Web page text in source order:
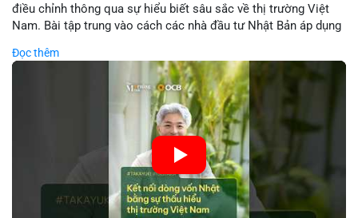
điều chỉnh thông qua sự hiểu biết sâu sắc về thị trường Việt
Nam. Bài tập trung vào cách các nhà đầu tư Nhật Bản áp dụng
đầu tư trực tiếp vào doanh nghiệp đến việc giao dịch tài chính.
Kết nối này không chỉ tạo cơ hội tăng trưởng cho Việt Nam mà
còn tạo ra động lực cho thị trường crypto địa phương khi các
nhà đầu tư đa quốc gia tìm kiếm cơ hội đa dạng. Các yếu tố
như chính sách tài chính Việt Nam, xu hướng đầu tư ESG, và
ổn định thị trường sẽ ảnh hưởng trực tiếp đến lưu lượng vốn
nhập khẩu từ Nhật Bản. Bài cũng nhấn mạnh vai trò của thông
tin thị trường chính xác trong việc giảm rủi ro khi kết nối các
thị trường khác nhau.
Đọc thêm